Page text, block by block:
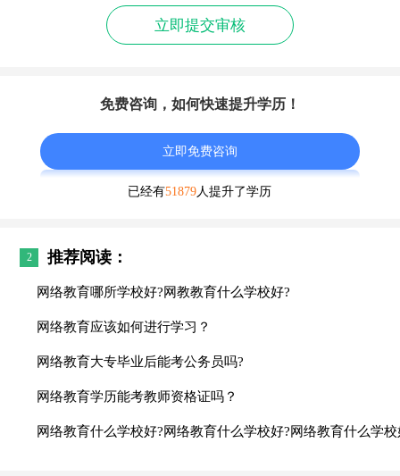
立即提交审核
免费咨询，如何快速提升学历！
立即免费咨询
已经有51879 人提升了学历
2 推荐阅读：
网络教育哪所学校好?网教教育什么学校好?
网络教育应该如何进行学习？
网络教育大专毕业后能考公务员吗?
网络教育学历能考教师资格证吗？
网络教育什么学校好?网络教育什么学校好?网络教育什么学